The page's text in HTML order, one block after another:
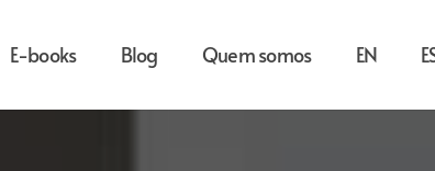
E-books Blog Quem somos EN